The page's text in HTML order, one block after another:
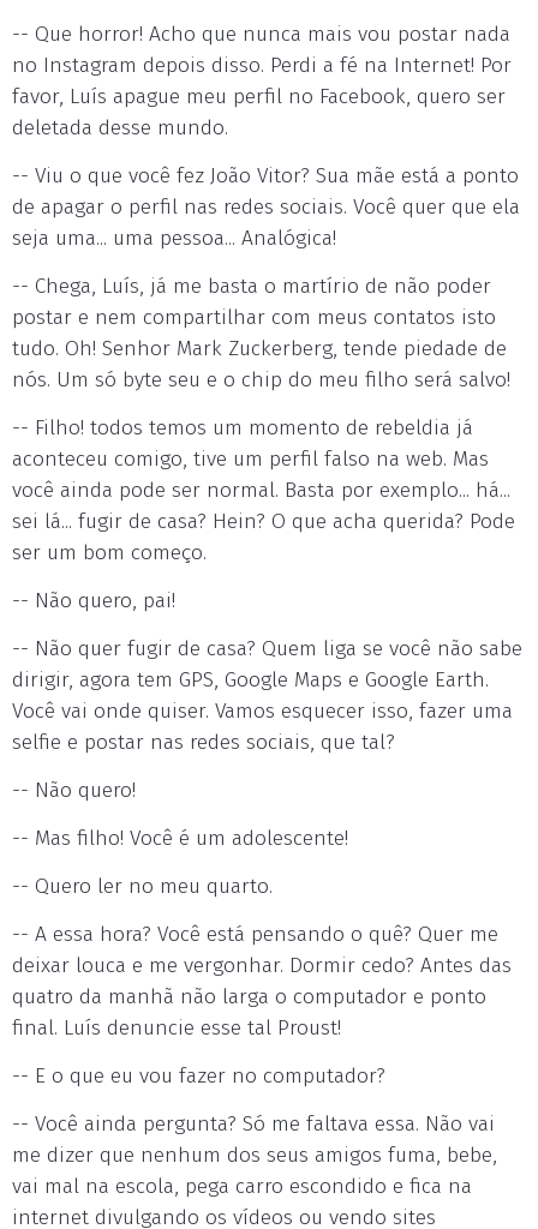
-- Que horror! Acho que nunca mais vou postar nada
no Instagram depois disso. Perdi a fé na Internet! Por
favor, Luís apague meu perfil no Facebook, quero ser
deletada desse mundo.
-- Viu o que você fez João Vitor? Sua mãe está a ponto
de apagar o perfil nas redes sociais. Você quer que ela
seja uma... uma pessoa... Analógica!
-- Chega, Luís, já me basta o martírio de não poder
postar e nem compartilhar com meus contatos isto
tudo. Oh! Senhor Mark Zuckerberg, tende piedade de
nós. Um só byte seu e o chip do meu filho será salvo!
-- Filho! todos temos um momento de rebeldia já
aconteceu comigo, tive um perfil falso na web. Mas
você ainda pode ser normal. Basta por exemplo... há...
sei lá... fugir de casa? Hein? O que acha querida? Pode
ser um bom começo.
-- Não quero, pai!
-- Não quer fugir de casa? Quem liga se você não sabe
dirigir, agora tem GPS, Google Maps e Google Earth.
Você vai onde quiser. Vamos esquecer isso, fazer uma
selfie e postar nas redes sociais, que tal?
-- Não quero!
-- Mas filho! Você é um adolescente!
-- Quero ler no meu quarto.
-- A essa hora? Você está pensando o quê? Quer me
deixar louca e me vergonhar. Dormir cedo? Antes das
quatro da manhã não larga o computador e ponto
final. Luís denuncie esse tal Proust!
-- E o que eu vou fazer no computador?
-- Você ainda pergunta? Só me faltava essa. Não vai
me dizer que nenhum dos seus amigos fuma, bebe,
vai mal na escola, pega carro escondido e fica na
internet divulgando os vídeos ou vendo sites